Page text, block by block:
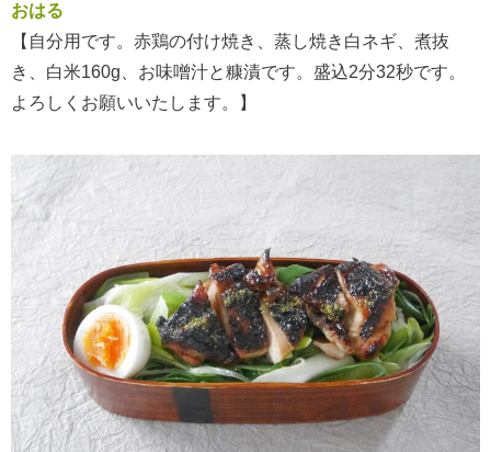
おはる
【自分用です。赤鶏の付け焼き、蒸し焼き白ネギ、煮抜
き、白米160g、お味噌汁と糠漬です。盛込2分32秒です。
よろしくお願いいたします。】